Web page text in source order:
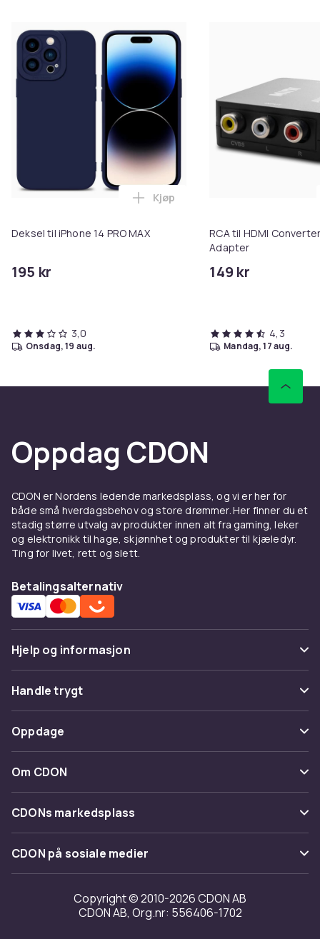
Deksel til iPhone 14 PRO MAX
195 kr
Legg Deksel til iPhone 14 PRO
Kjøp
3,0
onsdag, 19 aug.
RCA til HDMI
Adapter
149 kr
4,3
mandag, 17 aug.
Oppdag CDON
CDON er Nordens ledende markedsplass, og vi er her for
både små hverdagsbehov og store drømmer. Her finner du et
stadig større utvalg av produkter innen alt fra gaming, leker
og elektronikk til hage, skjønnhet og produkter til kjæledyr.
Ting for livet, rett og slett.
Betalingsalternativ
Hjelp og informasjon
Vanlige spørsmål
Spor pakke
Angre & returner her
Kontakt oss
Handle trygt
Betaling
Levering
Tilbakekallinger
Oppdage
Kategorier
Varemerker
Om CDON
Om oss
Kundeanmeldelser
Jobbe på CDON
Investor relations
Tilgjengelighet
CDONs markedsplass
Merchant Help Center
CDON på sosiale medier
Copyright © 2010-2026 CDON AB
CDON AB, Org.nr: 556406-1702